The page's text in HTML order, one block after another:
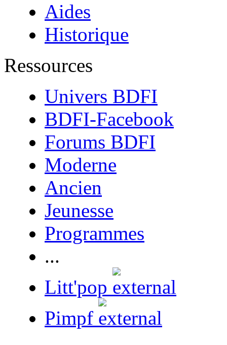
Aides
Historique
Ressources
Univers BDFI
BDFI-Facebook
Forums BDFI
Moderne
Ancien
Jeunesse
Programmes
...
Litt'pop
Pimpf